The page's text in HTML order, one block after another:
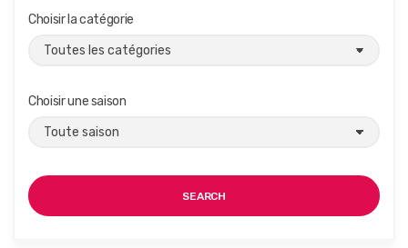
Choisir la catégorie
Choisir une saison
SEARCH